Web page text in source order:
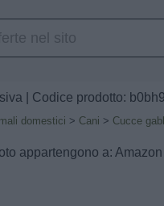
| Codice prodotto:
domestici > Cani > Cucce
appartengono a: Amazon